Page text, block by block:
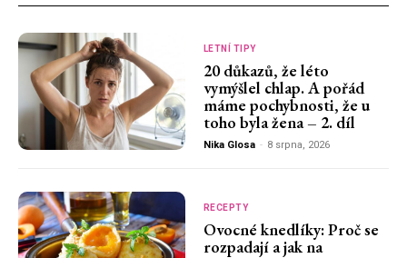
LETNÍ TIPY
20 důkazů, že léto
vymýšlel chlap. A pořád
máme pochybnosti, že u
toho byla žena – 2. díl
Nika Glosa - 8 srpna, 2026
RECEPTY
Ovocné knedlíky: Proč se
rozpadají a jak na